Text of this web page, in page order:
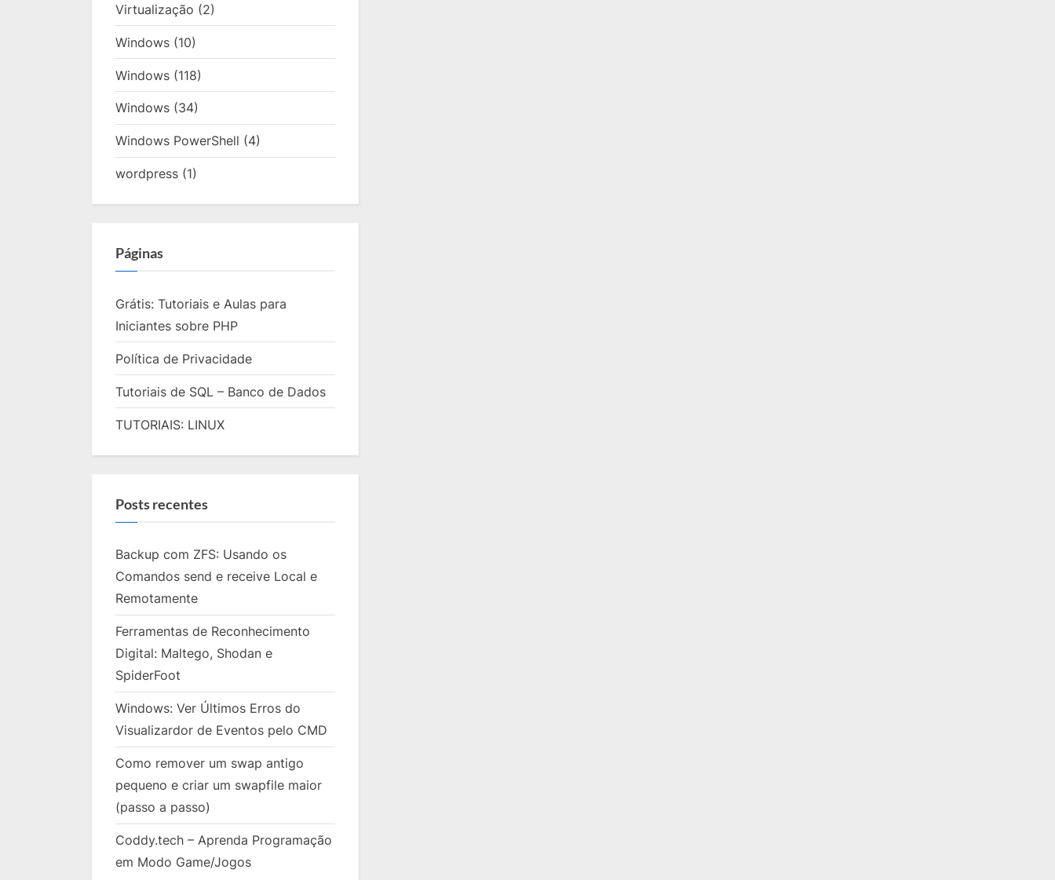
Virtualização (2)
Windows (10)
Windows (118)
Windows (34)
Windows PowerShell (4)
wordpress (1)
Páginas
Grátis: Tutoriais e Aulas para
Iniciantes sobre PHP
Política de Privacidade
Tutoriais de SQL – Banco de Dados
TUTORIAIS: LINUX
Posts recentes
Backup com ZFS: Usando os
Comandos send e receive Local e
Remotamente
Ferramentas de Reconhecimento
Digital: Maltego, Shodan e
SpiderFoot
Windows: Ver Últimos Erros do
Visualizardor de Eventos pelo CMD
Como remover um swap antigo
pequeno e criar um swapfile maior
(passo a passo)
Coddy.tech – Aprenda Programação
em Modo Game/Jogos